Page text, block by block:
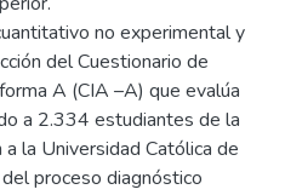
no experimental y
del Cuestionario de
A (CIA –A) que evalúa
a 2.334 estudiantes de la
la Universidad Católica de
proceso diagnóstico